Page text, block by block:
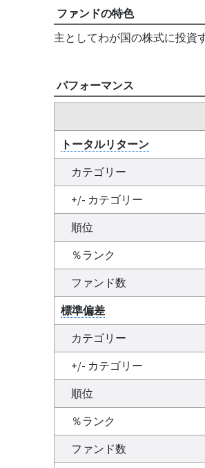
ファンドの特色
主としてわが国の株式に投資
パフォーマンス
トータルリターン
カテゴリー
+/- カテゴリー
順位
％ランク
ファンド数
標準偏差
カテゴリー
+/- カテゴリー
順位
％ランク
ファンド数